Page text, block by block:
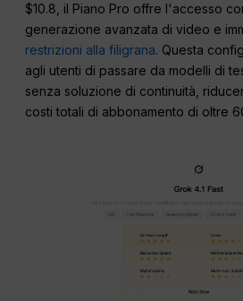
$10.8, il Piano Pro offre l'accesso
generazione avanzata di video e
restrizioni alla filigrana. Questa
agli utenti di passare da modelli di
senza soluzione di continuità,
costi totali di abbonamento di oltre